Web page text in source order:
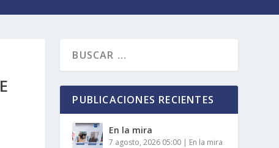
PUBLICACIONES RECIENTES
En la mira
7 agosto, 2026 05:00 | En la mira